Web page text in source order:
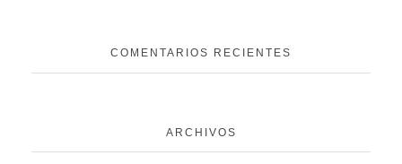
COMENTARIOS RECIENTES
ARCHIVOS